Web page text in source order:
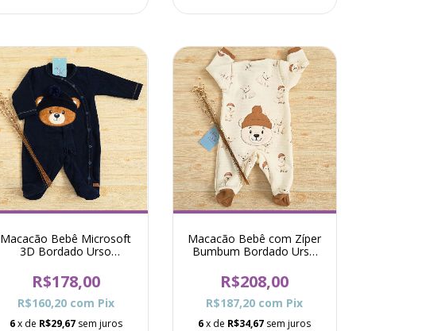
Macacão Bebê Microsoft
3D Bordado Urso
R$178,00
R$160,20 com Pix
6x de R$29,67 sem juros
Macacão Bebê com Zíper
Bumbum Bordado Urso
R$208,00
R$187,20 com Pix
6x de R$34,67 sem juros